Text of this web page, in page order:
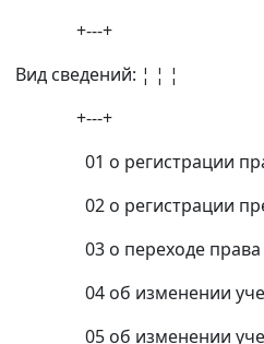
+---+
Вид сведений: ¦ ¦ ¦
+---+
01 о регистрации
02 о регистрации
03 о переходе права
04 об изменении
05 об изменении